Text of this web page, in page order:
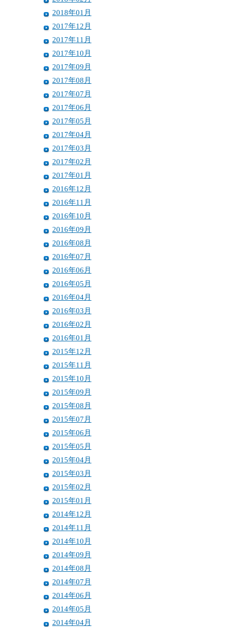
2018年01月
2017年12月
2017年11月
2017年10月
2017年09月
2017年08月
2017年07月
2017年06月
2017年05月
2017年04月
2017年03月
2017年02月
2017年01月
2016年12月
2016年11月
2016年10月
2016年09月
2016年08月
2016年07月
2016年06月
2016年05月
2016年04月
2016年03月
2016年02月
2016年01月
2015年12月
2015年11月
2015年10月
2015年09月
2015年08月
2015年07月
2015年06月
2015年05月
2015年04月
2015年03月
2015年02月
2015年01月
2014年12月
2014年11月
2014年10月
2014年09月
2014年08月
2014年07月
2014年06月
2014年05月
2014年04月